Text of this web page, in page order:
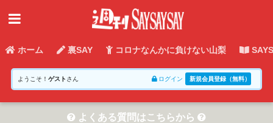
ホーム 裏SAY コロナなんかに負けない山梨
ようこそ！ ゲスト さん ログイン 新規会員登録（無料）
よくある質問はこちらから